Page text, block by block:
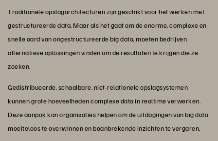
Traditionele opslagarchitecturen zijn geschikt voor het werken met
gestructureerde data. Maar als het gaat om de enorme, complexe en
snelle aard van ongestructureerde big data, moeten bedrijven
alternatieve oplossingen vinden om de resultaten te krijgen die ze
zoeken.
Gedistribueerde, schaalbare, niet-relationele opslagsystemen
kunnen grote hoeveelheden complexe data in realtime verwerken.
Deze aanpak kan organisaties helpen om de uitdagingen van big data
moeiteloos te overwinnen en baanbrekende inzichten te vergaren.